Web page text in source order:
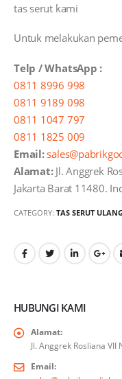
tas serut kami
Untuk melakukan
Telp / WhatsApp :
0811 8996 998
0811 9189 098
0811 1047 797
0811 1825 009
Email:
Alamat:Jl. Anggrek
Jakarta Barat 11480.
CATEGORY: TAS SERUT
HUBUNGI KAMI
Alamat:
Jl. Anggrek Rosliana
Email: